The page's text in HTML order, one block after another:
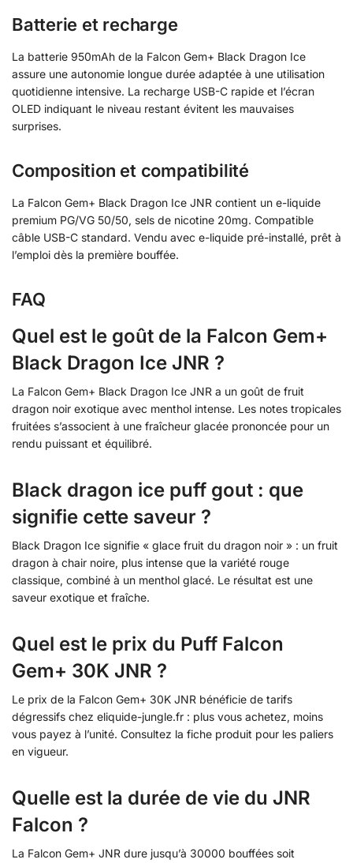
Batterie et recharge
La batterie 950mAh de la Falcon Gem+ Black Dragon Ice
assure une autonomie longue durée adaptée à une utilisation
quotidienne intensive. La recharge USB-C rapide et l’écran
OLED indiquant le niveau restant évitent les mauvaises
surprises.
Composition et compatibilité
La Falcon Gem+ Black Dragon Ice JNR contient un e-liquide
premium PG/VG 50/50, sels de nicotine 20mg. Compatible
câble USB-C standard. Vendu avec e-liquide pré-installé, prêt à
l’emploi dès la première bouffée.
FAQ
Quel est le goût de la Falcon Gem+
Black Dragon Ice JNR ?
La Falcon Gem+ Black Dragon Ice JNR a un goût de fruit
dragon noir exotique avec menthol intense. Les notes tropicales
fruitées s’associent à une fraîcheur glacée prononcée pour un
rendu puissant et équilibré.
Black dragon ice puff gout : que
signifie cette saveur ?
Black Dragon Ice signifie « glace fruit du dragon noir » : un fruit
dragon à chair noire, plus intense que la variété rouge
classique, combiné à un menthol glacé. Le résultat est une
saveur exotique et fraîche.
Quel est le prix du Puff Falcon
Gem+ 30K JNR ?
Le prix de la Falcon Gem+ 30K JNR bénéficie de tarifs
dégressifs chez eliquide-jungle.fr : plus vous achetez, moins
vous payez à l’unité. Consultez la fiche produit pour les paliers
en vigueur.
Quelle est la durée de vie du JNR
Falcon ?
La Falcon Gem+ JNR dure jusqu’à 30000 bouffées soit